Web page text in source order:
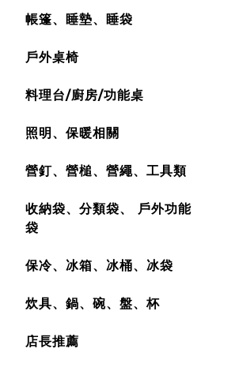
帳篷、睡墊、睡袋
戶外桌椅
料理台/廚房/功能桌
照明、保暖相關
營釘、營槌、營繩、工具類
收納袋、分類袋、 戶外功能
袋
保冷、冰箱、冰桶、冰袋
炊具、鍋、碗、盤、杯
店長推薦